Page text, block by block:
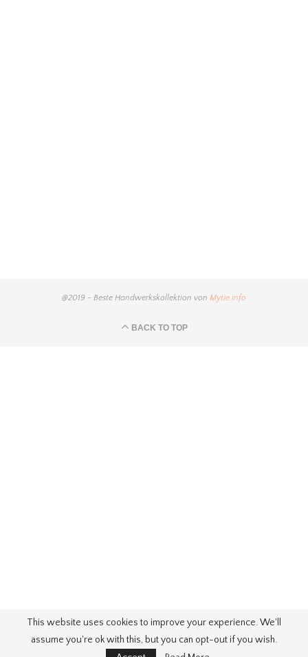
@2019 - Beste Handwerkskollektion von Mytie.info
BACK TO TOP
This website uses cookies to improve your experience. We'll
assume you're ok with this, but you can opt-out if you wish.